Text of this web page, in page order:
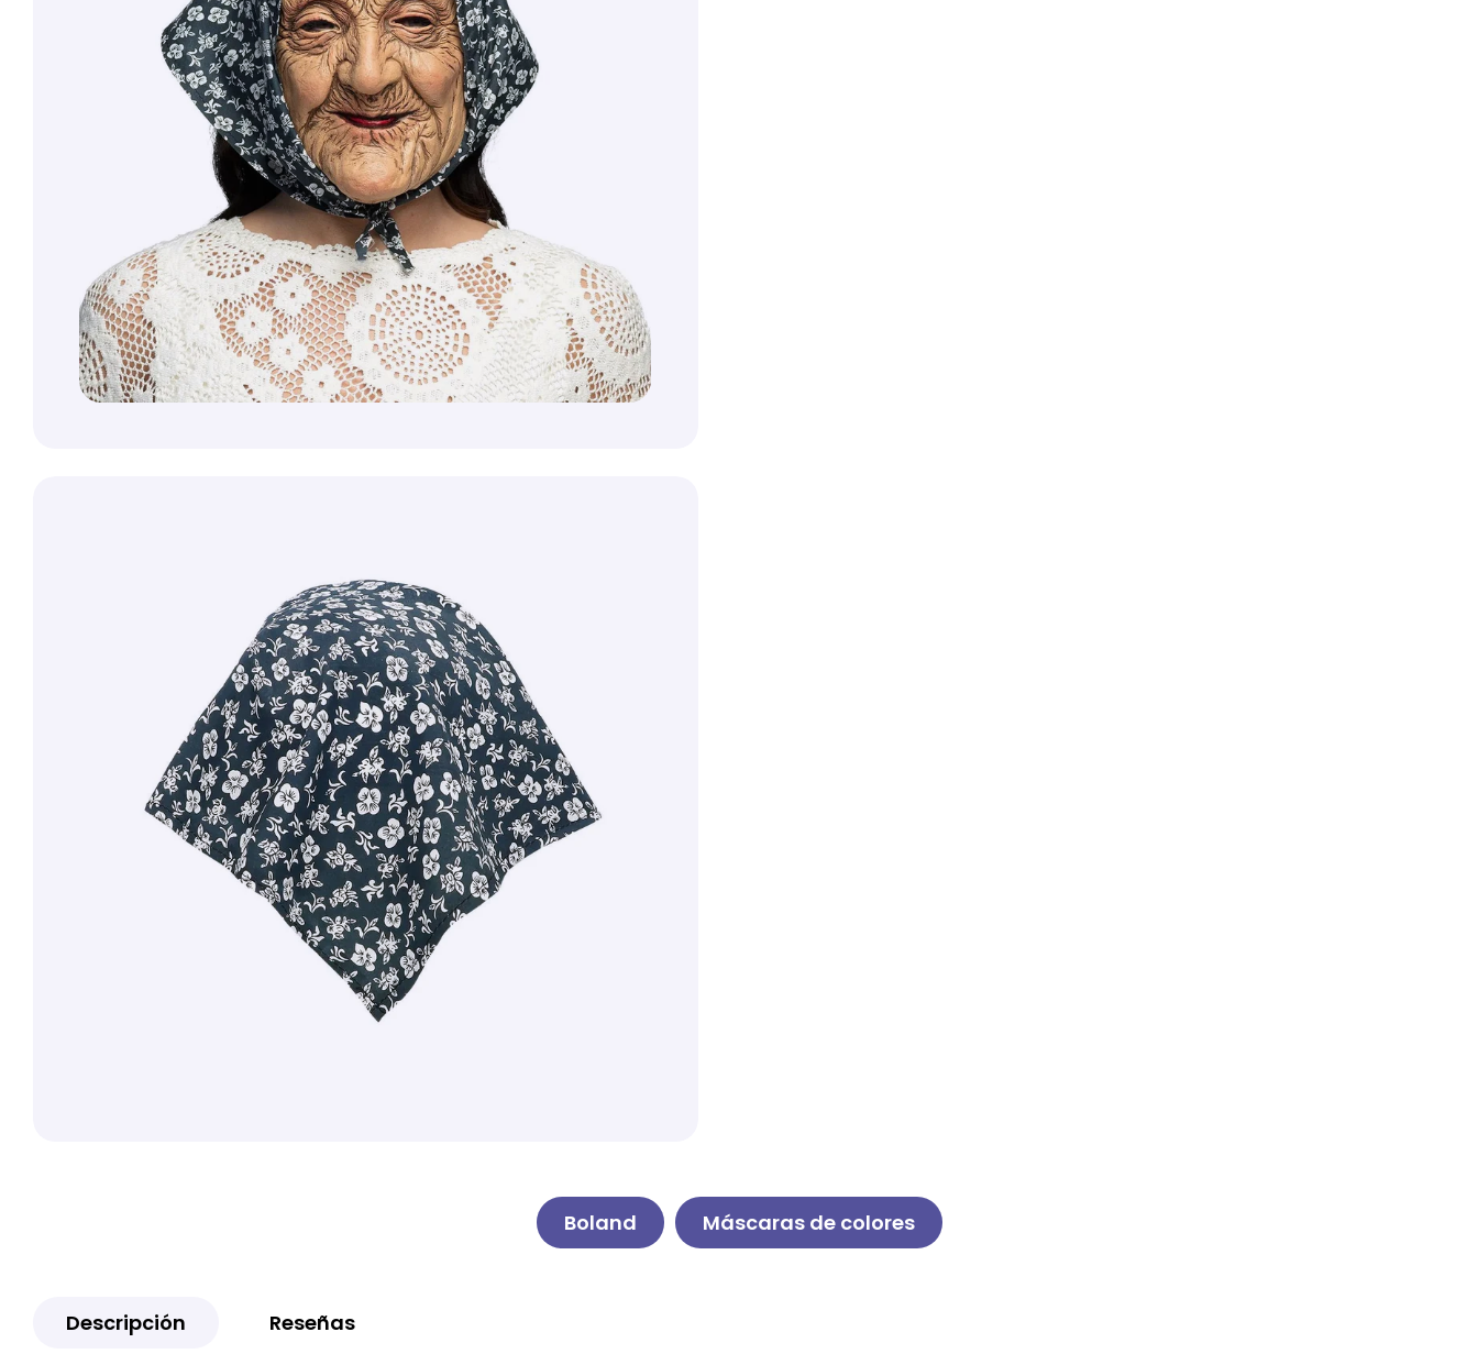
Boland Máscaras de colores
Descripción Reseñas